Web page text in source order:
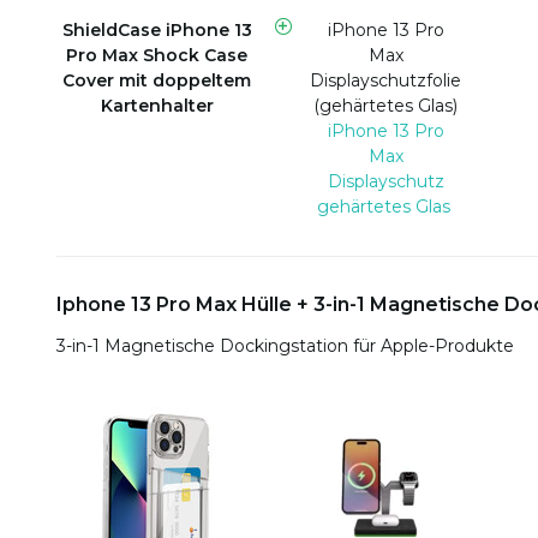
ShieldCase iPhone 13
Pro Max Shock Case
Cover mit doppeltem
Kartenhalter
iPhone 13 Pro
Max
Displayschutzfolie
(gehärtetes Glas)
iPhone 13 Pro
Max
Displayschutz
gehärtetes Glas
Iphone 13 Pro Max Hülle + 3-in-1 Magnetische
3-in-1 Magnetische Dockingstation für Apple-Produkte